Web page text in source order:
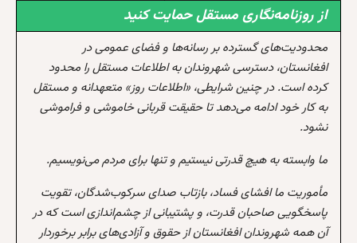
از روزنامه‌نگاری مستقل حمایت کنید
محدودیت‌های گسترده بر رسانه‌ها و فضای عمومی در
افغانستان، دسترسی شهروندان به اطلاعات مستقل را محدود
کرده است. در چنین شرایطی، «اطلاعات روز» متعهدانه و مستقل
به کار خود ادامه می‌دهد تا حقیقت قربانی خاموشی و فراموشی
نشود.
ما وابسته به هیچ قدرتی نیستیم و تنها برای مردم می‌نویسیم.
مأموریت ما افشای فساد، بازتاب صدای سرکوب‌شدگان، تقویت
پاسخگویی صاحبان قدرت، و پشتیبانی از چشم‌اندازی است که در
آن همه شهروندان افغانستان از حقوق و آزادی‌های برابر برخوردار